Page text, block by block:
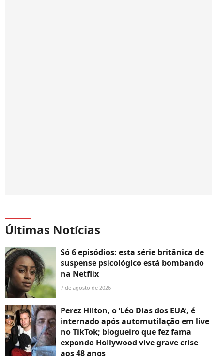
Últimas Notícias
Só 6 episódios: esta série britânica de
suspense psicológico está bombando
na Netflix
7 de agosto de 2026
Perez Hilton, o ‘Léo Dias dos EUA’, é
internado após automutilação em live
no TikTok; blogueiro que fez fama
expondo Hollywood vive grave crise
aos 48 anos